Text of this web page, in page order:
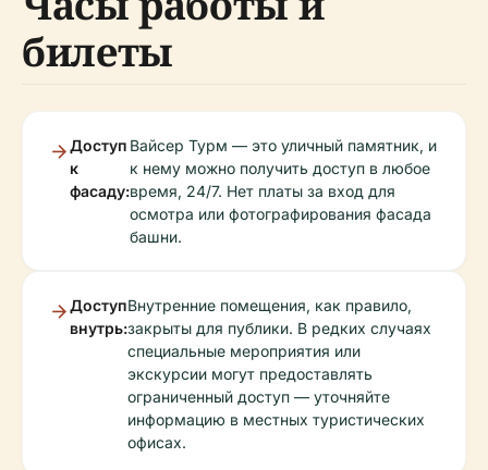
билеты
Доступ
к
фасаду:
Вайсер Турм — это уличный памятник, и
к нему можно получить доступ в любое
время, 24/7. Нет платы за вход для
осмотра или фотографирования фасада
башни.
Доступ
внутрь:
Внутренние помещения, как правило,
закрыты для публики. В редких случаях
специальные мероприятия или
экскурсии могут предоставлять
ограниченный доступ — уточняйте
информацию в местных туристических
офисах.